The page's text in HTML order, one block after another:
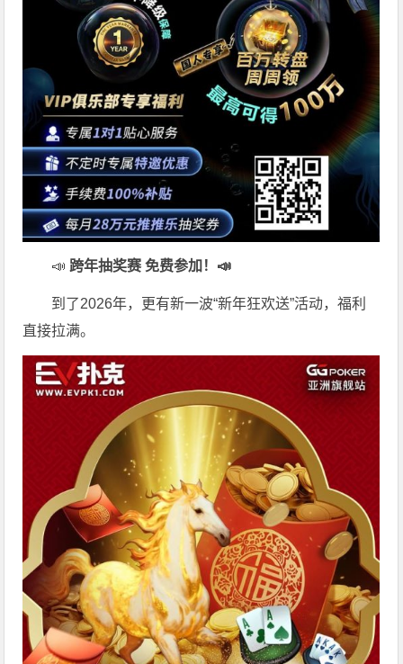
📣 跨年抽奖赛 免费参加 ！📣
到了2026年，更有新一波“新年狂欢送”活动，福利
直接拉满。